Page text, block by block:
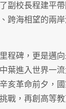
副校長程建平
跨海相望的兩
程碑，更是邁
葉進入世界一
亥革命前夕，國
戰，再創高等教